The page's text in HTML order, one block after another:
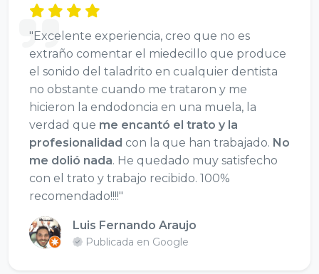
"Excelente experiencia, creo que no es
extraño comentar el miedecillo que produce
el sonido del taladrito en cualquier dentista
no obstante cuando me trataron y me
hicieron la endodoncia en una muela, la
verdad que me encantó el trato y la
profesionalidad con la que han trabajado. No
me dolió nada. He quedado muy satisfecho
con el trato y trabajo recibido. 100%
recomendado!!!!"
Luis Fernando Araujo
Publicada en Google